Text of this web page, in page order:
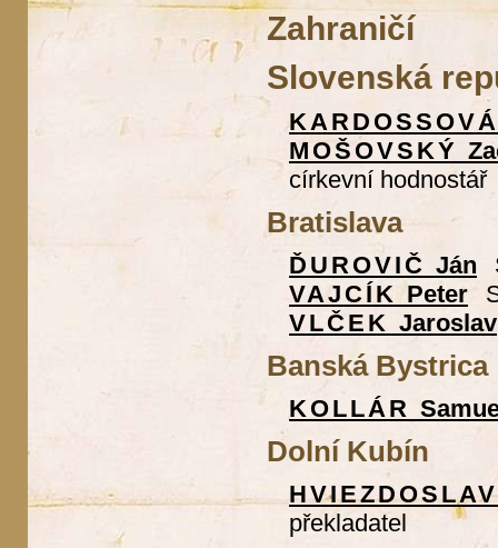
Zahraničí
Slovenská
MOŠOVSKÝ
církevní hodnostář
Bratislava
ĎUROVIČ Ján
VAJCÍK Peter
VLČEK Jaroslav
Banská Bystrica
KOLLÁR
Dolní Kubín
překladatel